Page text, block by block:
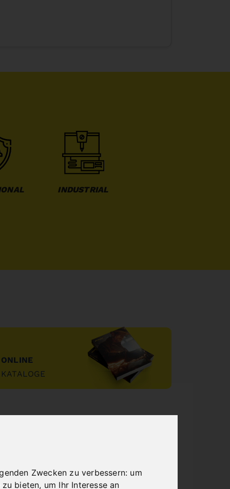
Zwecken zu verbessern: um
zu bieten, um Ihr Interesse an
INDUSTRIAL
ONLINE
KATALOGE
"